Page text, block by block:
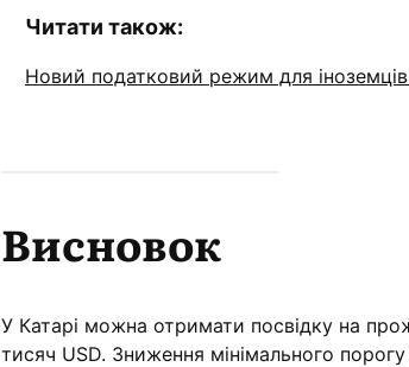
Читати також:
Новий податковий режим для іноземців
Висновок
У Катарі можна отримати посвідку на
тисяч USD. Зниження мінімального